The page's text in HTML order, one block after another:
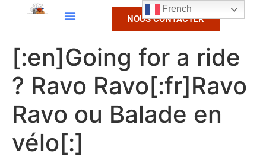
NOUS CONTACTER
[:en]Going for a ride
? Ravo Ravo[:fr]Ravo
Ravo ou Balade en
vélo[:]
French